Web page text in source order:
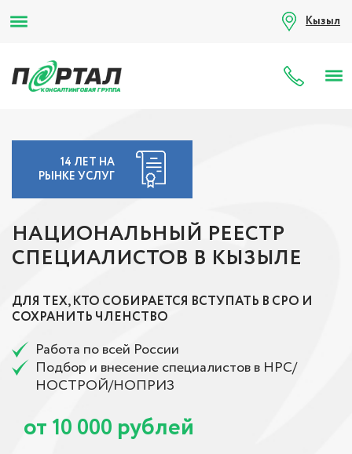
Кызыл
8
14 ЛЕТ НА
РЫНКЕ УСЛУГ
НАЦИОНАЛЬНЫЙ РЕЕСТР
СПЕЦИАЛИСТОВ В КЫЗЫЛЕ
ДЛЯ ТЕХ, КТО СОБИРАЕТСЯ ВСТУПАТЬ В СРО И
СОХРАНИТЬ ЧЛЕНСТВО
Работа по всей России
Подбор и внесение специалистов в НРС/
НОСТРОЙ/НОПРИЗ
от10 000 рублей